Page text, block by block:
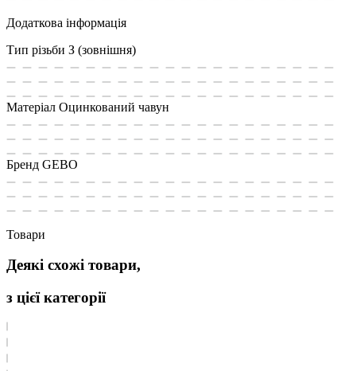
Додаткова інформація
Тип різьби З (зовнішня)
Матеріал Оцинкований чавун
Бренд GEBO
Товари
Деякі схожі товари,
з цієї категорії